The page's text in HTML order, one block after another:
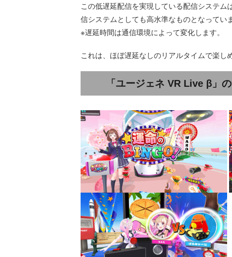
この低遅延配信を実現している配信システ
信システムとしても高水準なものとなっていま
※遅延時間は通信環境によって変化します。
これは、ほぼ遅延なしのリアルタイムで楽し
「ユージェネ VR Live β」